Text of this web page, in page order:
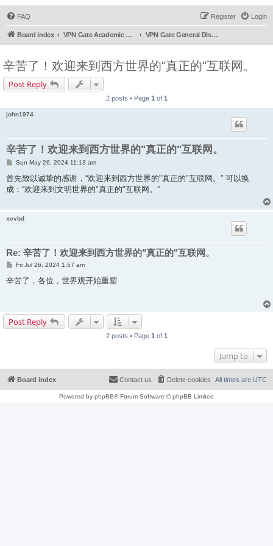
FAQ Login
Register
Board index VPN Gate Academic Experiment Service Forums VPN Gate General Discussion
辛苦了！欢迎来到西方世界的"真正的"互联网。
Post Reply
2 posts • Page 1 of 1
john1974
辛苦了！欢迎来到西方世界的"真正的"互联网。
P
s
t
Sun May 26, 2024 11:13 am
首先致以诚挚的感谢，“欢迎来到西方世界的"真正的"互联网。” 可以换
成：“欢迎来到文明世界的"真正的"互联网。”
xcvbd
Re: 辛苦了！欢迎来到西方世界的"真正的"互联网。
P
s
Fri Jul 26, 2024 1:57 am
辛苦了，各位，世界观开始重塑
Post Reply
2 posts • Page 1 of 1
Jump to
Board index All times are UTC
Delete cookies
Contact us
Powered by phpBB® Forum Software © phpBB Limited